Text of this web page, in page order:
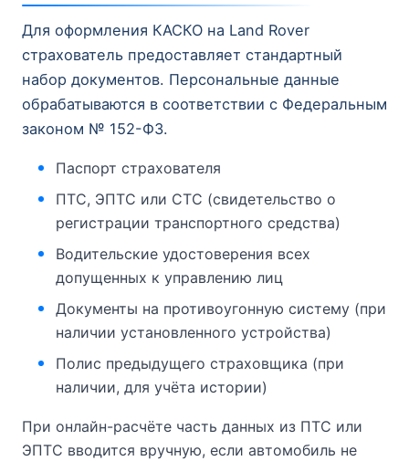
Для оформления КАСКО на Land Rover
страхователь предоставляет стандартный
набор документов. Персональные данные
обрабатываются в соответствии с Федеральным
законом № 152-ФЗ.
Паспорт страхователя
ПТС, ЭПТС или СТС (свидетельство о
регистрации транспортного средства)
Водительские удостоверения всех
допущенных к управлению лиц
Документы на противоугонную систему (при
наличии установленного устройства)
Полис предыдущего страховщика (при
наличии, для учёта истории)
При онлайн-расчёте часть данных из ПТС или
ЭПТС вводится вручную, если автомобиль не